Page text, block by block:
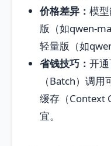
价格差异： 模
版（如qwen-
轻量版（如
省钱技巧： 开
（Batch）调
缓存（Context
宜。